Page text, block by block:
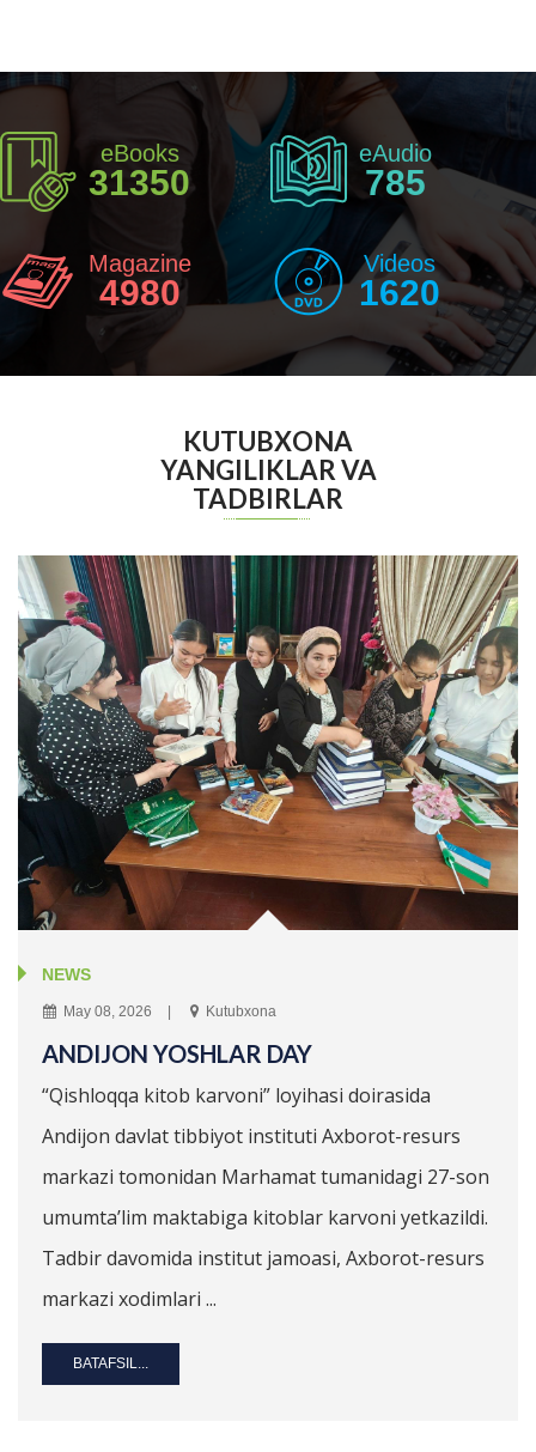
eBooks
31350
eAudio
785
Magazine
4980
Videos
1620
KUTUBXONA
YANGILIKLAR VA
TADBIRLAR
NEWS
May 08, 2026 Kutubxona
ANDIJON YOSHLAR DAY
“Qishloqqa kitob karvoni” loyihasi doirasida
Andijon davlat tibbiyot instituti Axborot-resurs
markazi tomonidan Marhamat tumanidagi 27-son
umumta’lim maktabiga kitoblar karvoni yetkazildi.
Tadbir davomida institut jamoasi, Axborot-resurs
markazi xodimlari ...
BATAFSIL...